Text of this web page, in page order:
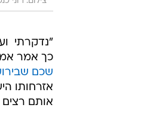
"נדקרתי 
כך אמר אמש (שבת)
שכם
אזרחותו
אותם רצים